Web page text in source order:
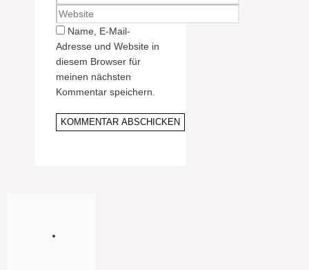
Mail-
Adresse
Website
Name, E-Mail-
Adresse und Website in
diesem Browser für
meinen nächsten
Kommentar speichern.